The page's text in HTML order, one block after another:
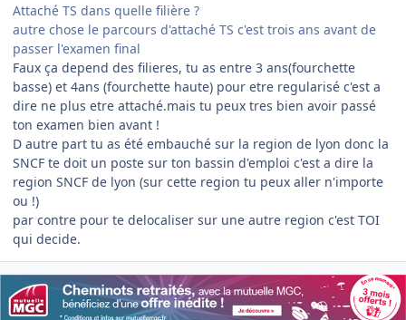
Attaché TS dans quelle filière ?
autre chose le parcours d'attaché TS c'est trois ans avant de
passer l'examen final
Faux ça depend des filieres, tu as entre 3 ans(fourchette
basse) et 4ans (fourchette haute) pour etre regularisé c'est a
dire ne plus etre attaché.mais tu peux tres bien avoir passé
ton examen bien avant !
D autre part tu as été embauché sur la region de lyon donc la
SNCF te doit un poste sur ton bassin d'emploi c'est a dire la
region SNCF de lyon (sur cette region tu peux aller n'importe
ou !)
par contre pour te delocaliser sur une autre region c'est TOI
qui decide.